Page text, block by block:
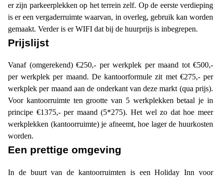
er zijn parkeerplekken op het terrein zelf. Op de eerste verdieping
is er een vergaderruimte waarvan, in overleg, gebruik kan worden
gemaakt. Verder is er WIFI dat bij de huurprijs is inbegrepen.
Prijslijst
Vanaf (omgerekend) €250,- per werkplek per maand tot €500,-
per werkplek per maand. De kantoorformule zit met €275,- per
werkplek per maand aan de onderkant van deze markt (qua prijs).
Voor kantoorruimte ten grootte van 5 werkplekken betaal je in
principe €1375,- per maand (5*275). Het wel zo dat hoe meer
werkplekken (kantoorruimte) je afneemt, hoe lager de huurkosten
worden.
Een prettige omgeving
In de buurt van de kantoorruimten is een Holiday Inn voor